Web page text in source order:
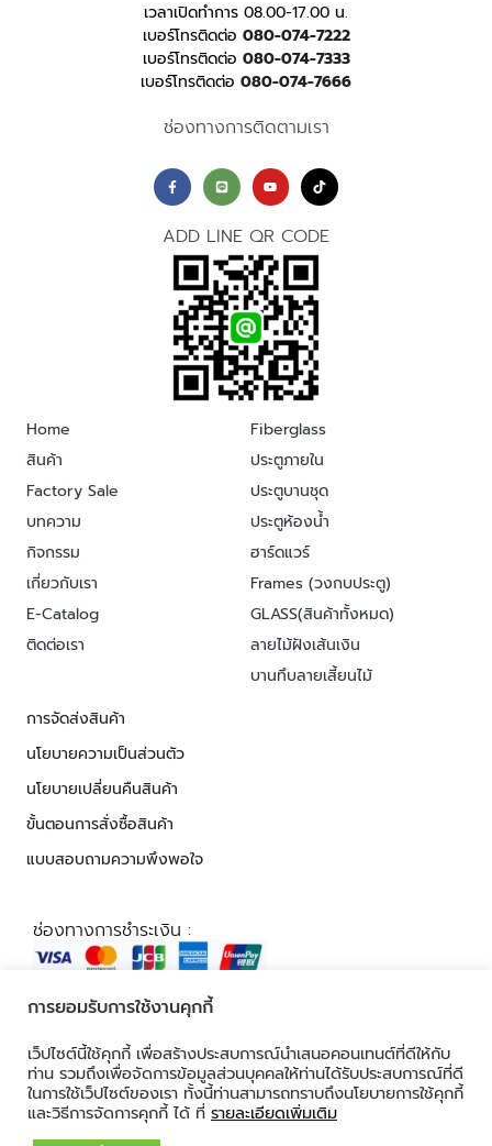
เวลาเปิดทำการ 08.00-17.00 น.
เบอร์โทรติดต่อ 080-074-7222
เบอร์โทรติดต่อ 080-074-7333
เบอร์โทรติดต่อ 080-074-7666
ช่องทางการติดตามเรา
ADD LINE QR CODE
Home
สินค้า
Factory Sale
บทความ
กิจกรรม
เกี่ยวกับเรา
E-Catalog
ติดต่อเรา
Fiberglass
ประตูภายใน
ประตูบานชุด
ประตูห้องน้ำ
ฮาร์ดแวร์
Frames (วงกบประตู)
GLASS(สินค้าทั้งหมด)
ลายไม้ฝังเส้นเงิน
บานทึบลายเสี้ยนไม้
การจัดส่งสินค้า
นโยบายความเป็นส่วนตัว
นโยบายเปลี่ยนคืนสินค้า
ขั้นตอนการสั่งซื้อสินค้า
แบบสอบถามความพึงพอใจ
ช่องทางการชำระเงิน :
© 2026 ALL RIGHTS RESERVED​
การยอมรับการใช้งานคุกกี้
เว็ปไซต์นี้ใช้คุกกี้ เพื่อสร้างประสบการณ์นำเสนอคอนเทนต์ที่ดีให้กับ
ท่าน รวมถึงเพื่อจัดการข้อมูลส่วนบุคคลให้ท่านได้รับประสบการณ์ที่ดี
ในการใช้เว็ปไซต์ของเรา ทั้งนี้ท่านสามารถทราบถึงนโยบายการใช้คุกกี้
และวิธีการจัดการคุกกี้ ได้ ที่ รายละเอียดเพิ่มเติม